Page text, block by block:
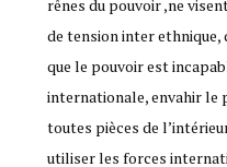
rênes du pouvoir ,ne
de tension inter
que le pouvoir est
internationale, envahir le
toutes pièces de
utiliser les forces